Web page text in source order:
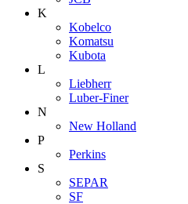
K
Kobelco
Komatsu
Kubota
L
Liebherr
Luber-Finer
N
New Holland
P
Perkins
S
SEPAR
SF